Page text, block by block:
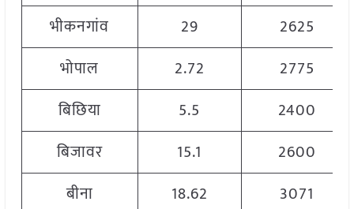
भीकनगांव
29
2625
भोपाल
2.72
2775
बिछिया
5.5
2400
बिजावर
15.1
2600
बीना
18.62
3071